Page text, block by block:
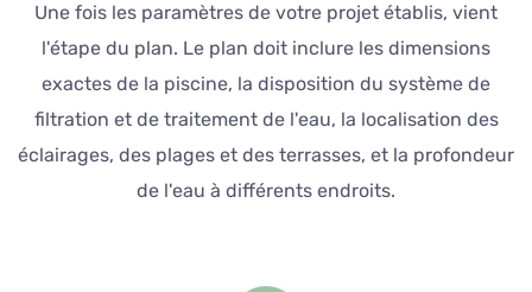
Une fois les paramètres de votre projet établis, vient
l'étape du plan. Le plan doit inclure les dimensions
exactes de la piscine, la disposition du système de
filtration et de traitement de l'eau, la localisation des
éclairages, des plages et des terrasses, et la profondeur
de l'eau à différents endroits.